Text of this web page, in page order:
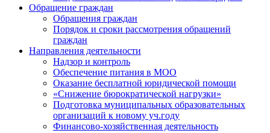
Обращение граждан
Обращения граждан
Порядок и сроки рассмотрения обращений
граждан
Направления деятельности
Надзор и контроль
Обеспечение питания в МОО
Оказание бесплатной юридической помощи
«Снижение бюрократической нагрузки»
Подготовка муниципальных образовательных
организаций к новому уч.году
Финансово-хозяйственная деятельность